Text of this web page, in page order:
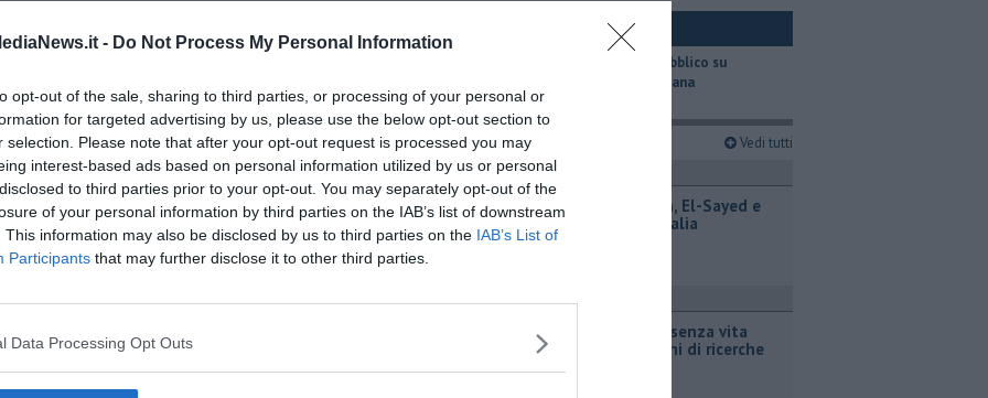
- Do Not Process My Personal Information
opt-out of the sale, sharing to third parties, or processing of your personal or
for targeted advertising by us, please use the below opt-out section to
selection. Please note that after your opt-out request is processed you may
interest-based ads based on personal information utilized by us or personal
to third parties prior to your opt-out. You may separately opt-out of the
of your personal information by third parties on the IAB’s list of downstream
This information may also be disclosed by us to third parties on the IAB’s List of
Participants that may further disclose it to other third parties.
Data Processing Opt Outs
alle ore 11.45 mentre quello pomeridiano dalle ore 13.30 alle
dal lunedì al venerdì, per la scuola secondaria, e su 6 giorni,
l'orario apertura il sabato sarà dalle ore 8.00 alle ore 12.00.
iscriviti allaNewsletter QUInews - ToscanaMedia.
nella tua casella di posta.
danni
​Il trasporto pubblico su
gomma in Toscana
Ultimi articoli Vedi tutti
Brevemondo
Iran-Oman, El-Sayed e
Spagna-Italia
Cronaca
Ritrovato senza vita
dopo giorni di ricerche